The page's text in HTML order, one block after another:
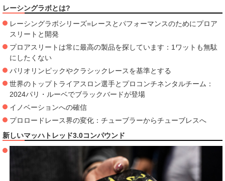
レーシングラボとは?
レーシングラボシリーズ=レースとパフォーマンスのためにプロア
スリートと開発
プロアスリートは常に最高の製品を探しています：1ワットも無駄
にしたくない
パリオリンピックやクラシックレースを基準とする
世界のトップトライアスロン選手とプロコンチネンタルチーム：
2024パリ・ルーベでブラックバードが登場
イノベーションへの確信
プロロードレース界の変化：チューブラーからチューブレスへ
新しいマッハトレッド3.0コンパウンド